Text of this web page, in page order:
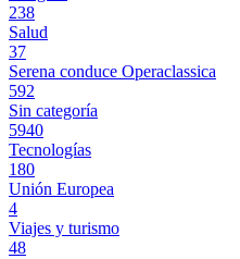
238
Salud
37
Serena conduce Operaclassica
592
Sin categoría
5940
Tecnologías
180
Unión Europea
4
Viajes y turismo
48